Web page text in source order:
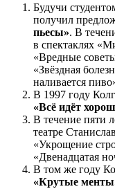
Будучи
получил
пьесы». В
в спектаклях
«Вредные
«Звёздная
наливается
В 1997 году
«Всё идёт
В течение пяти
театре
«Укрощение
«Двенадцатая
В том же году
«Крутые